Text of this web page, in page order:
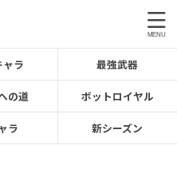
ラ 最強武器
の道 ボットロイヤル
ラ 新シーズン